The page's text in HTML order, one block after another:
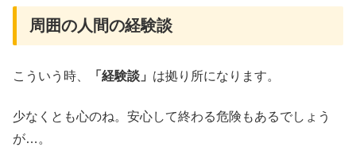
周囲の人間の経験談
こういう時、 「経験談」 は拠り所になります。
少なくとも心のね。安心して終わる危険もあるでしょう
が…。